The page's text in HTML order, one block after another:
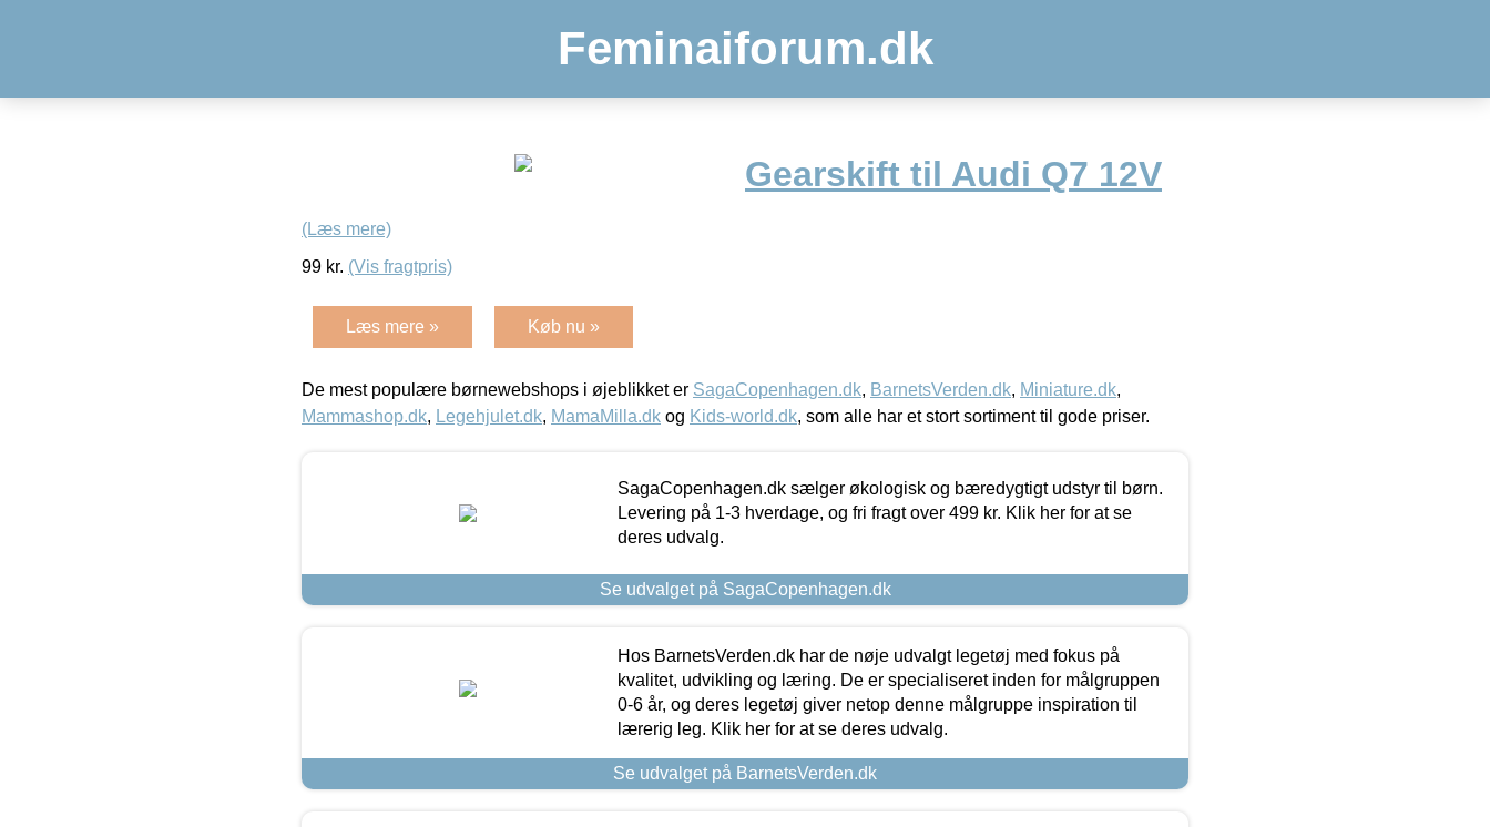
Feminaiforum.dk
Gearskift til Audi Q7 12V
(Læs mere)
99 kr. (Vis fragtpris)
Læs mere » Køb nu »
De mest populære børnewebshops i øjeblikket er SagaCopenhagen.dk, BarnetsVerden.dk, Miniature.dk,
Mammashop.dk, Legehjulet.dk, MamaMilla.dk og Kids-world.dk, som alle har et stort sortiment til gode priser.
SagaCopenhagen.dk sælger økologisk og bæredygtigt udstyr til børn.
Levering på 1-3 hverdage, og fri fragt over 499 kr. Klik her for at se
deres udvalg.
Se udvalget på SagaCopenhagen.dk
Hos BarnetsVerden.dk har de nøje udvalgt legetøj med fokus på
kvalitet, udvikling og læring. De er specialiseret inden for målgruppen
0-6 år, og deres legetøj giver netop denne målgruppe inspiration til
lærerig leg. Klik her for at se deres udvalg.
Se udvalget på BarnetsVerden.dk